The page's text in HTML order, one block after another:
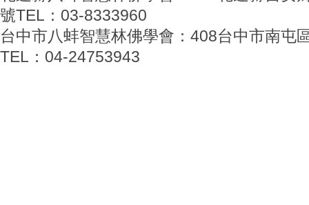
號TEL：03-8333960
台中市八蚌智慧林佛學會：408台中市南屯
TEL：04-24753943